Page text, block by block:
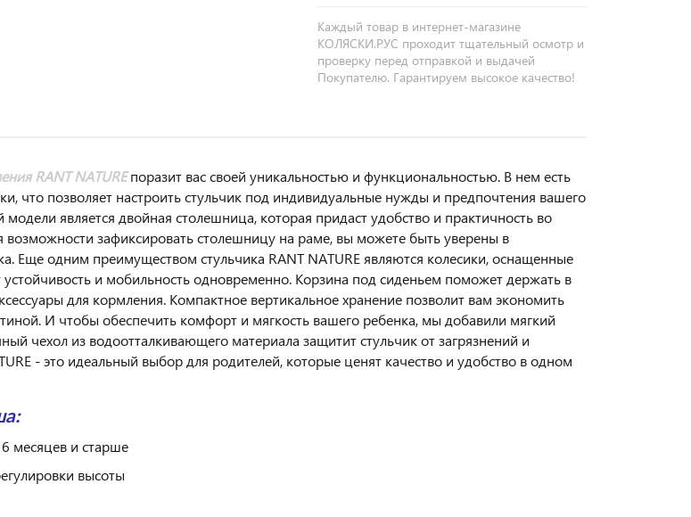
Каждый товар в интернет-магазине
КОЛЯСКИ.РУС проходит тщательный осмотр и
проверку перед отправкой и выдачей
Покупателю. Гарантируем высокое качество!
RANT NATUREпоразит вас своей уникальностью и функциональностью. В нем есть
что позволяет настроить стульчик под индивидуальные нужды и предпочтения вашего
является двойная столешница, которая придаст удобство и практичность во
возможности зафиксировать столешницу на раме, вы можете быть уверены в
Еще одним преимуществом стульчика RANT NATURE являются колесики, оснащенные
устойчивость и мобильность одновременно. Корзина под сиденьем поможет держать в
для кормления. Компактное вертикальное хранение позволит вам экономить
И чтобы обеспечить комфорт и мягкость вашего ребенка, мы добавили мягкий
чехол из водоотталкивающего материала защитит стульчик от загрязнений и
- это идеальный выбор для родителей, которые ценят качество и удобство в одном
месяцев и старше
высоты